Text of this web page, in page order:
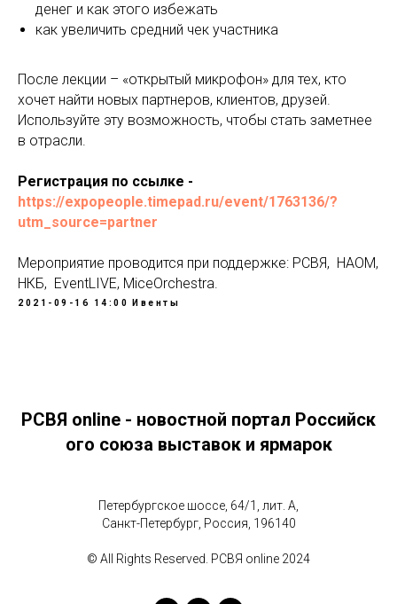
денег и как этого избежать
как увеличить средний чек участника
После лекции – «открытый микрофон» для тех, кто
хочет найти новых партнеров, клиентов, друзей.
Используйте эту возможность, чтобы стать заметнее
в отрасли.
Регистрация по ссылке -
https://expopeople.timepad.ru/event/1763136/?
utm_source=partner
Мероприятие проводится при поддержке: РСВЯ, НАОМ,
НКБ, EventLIVE, MiceOrchestra.
2021-09-16 14:00 Ивенты
РСВЯ online - новостной портал Российск
ого союза выставок и ярмарок
Петербургское шоссе, 64/1, лит. А,
Санкт-Петербург, Россия, 196140
© All Rights Reserved. РСВЯ online 2024